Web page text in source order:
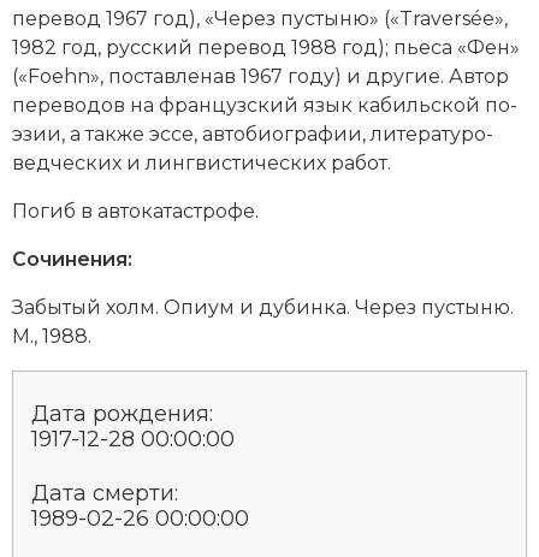
Новая история
Новейшая история
Нумизматика
Революции и народные движения
Россия
Северная Америка
перевод 1967 год), «Че­рез пус­ты­ню» («Traversée»,
1982 год, русский перевод 1988 год); пье­са «Фен»
(«Foehn», поставленав 1967 году) и другие. Ав­тор
пе­ре­во­дов на французский язык ка­биль­ской по­
эзии, а так­же эс­се, ав­то­био­гра­фии, ли­те­ра­ту­ро­
ведческих и лин­гвис­тических ра­бот.
По­гиб в ав­то­ка­та­ст­ро­фе.
Сочинения:
За­бы­тый холм. Опи­ум и ду­бин­ка. Че­рез пус­ты­ню.
М., 1988.
Дата рождения:
1917-12-28 00:00:00
Дата смерти:
1989-02-26 00:00:00